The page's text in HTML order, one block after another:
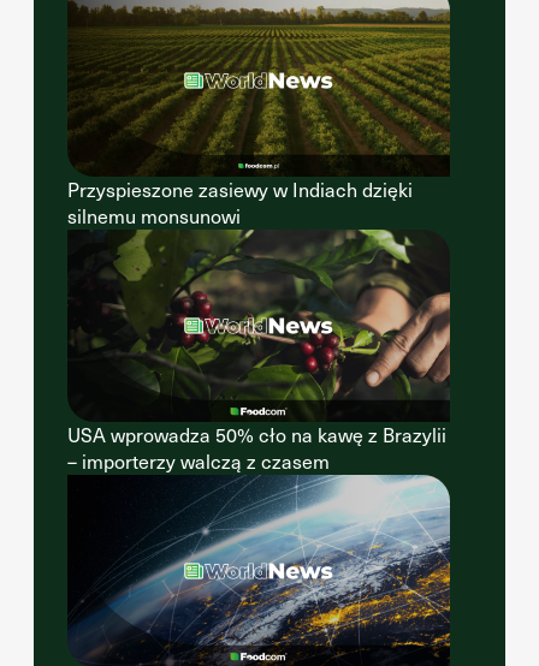
Przyspieszone zasiewy w Indiach dzięki
silnemu monsunowi
USA wprowadza 50% cło na kawę z Brazylii
– importerzy walczą z czasem